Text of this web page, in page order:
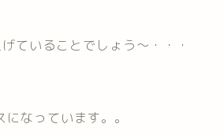
ていることでしょう～・・・
なっています。。